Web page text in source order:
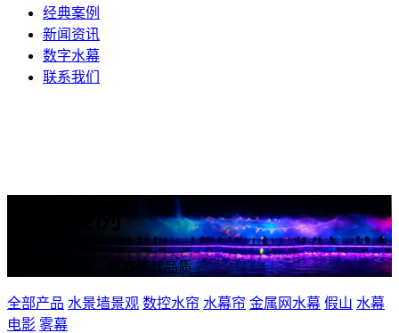
经典案例
新闻资讯
数字水幕
联系我们
经典案例
诚信创造未来、细节铸就品质
全部产品 水景墙景观 数控水帘 水幕帘 金属网水幕 假山 水幕
电影 雾幕